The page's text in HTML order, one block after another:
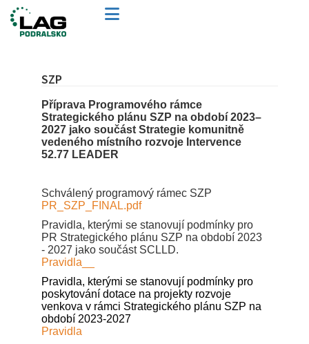
SZP
Příprava Programového rámce
Strategického plánu SZP na období 2023–
2027 jako součást Strategie komunitně
vedeného místního rozvoje Intervence
52.77 LEADER
Schválený programový rámec SZP
PR_SZP_FINAL.pdf
Pravidla, kterými se stanovují podmínky pro
PR Strategického plánu SZP na období 2023
- 2027 jako součást SCLLD.
Pravidla__
Pravidla, kterými se stanovují podmínky pro
poskytování dotace na projekty rozvoje
venkova v rámci Strategického plánu SZP na
období 2023-2027
Pravidla